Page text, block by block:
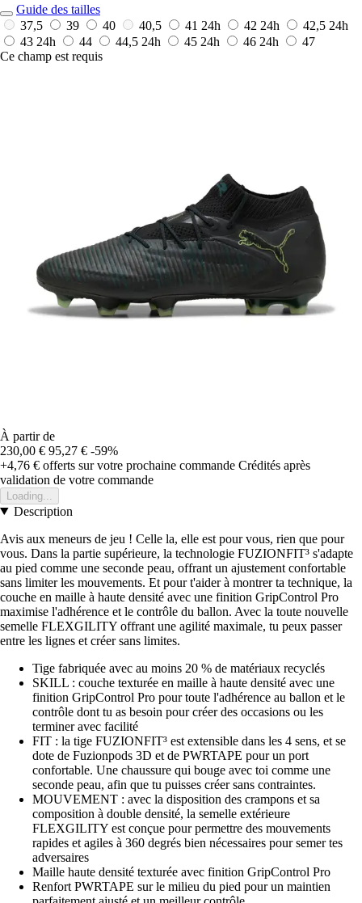
Guide des tailles
37,5
39 40 40,5 41 24h 42 24h 42,5 24h
43 24h 44 44,5 24h 45 24h 46 24h
47
Ce champ est requis
À partir de
230,00 € 95,27 € -59%
+4,76 € offerts sur votre prochaine commande Crédités après
validation de votre commande
Loading...
Description
Avis aux meneurs de jeu ! Celle la, elle est pour vous, rien que pour
vous. Dans la partie supérieure, la technologie FUZIONFIT³ s'adapte
au pied comme une seconde peau, offrant un ajustement confortable
sans limiter les mouvements. Et pour t'aider à montrer ta technique, la
couche en maille à haute densité avec une finition GripControl Pro
maximise l'adhérence et le contrôle du ballon. Avec la toute nouvelle
semelle FLEXGILITY offrant une agilité maximale, tu peux passer
entre les lignes et créer sans limites.
Tige fabriquée avec au moins 20 % de matériaux recyclés
SKILL : couche texturée en maille à haute densité avec une
finition GripControl Pro pour toute l'adhérence au ballon et le
contrôle dont tu as besoin pour créer des occasions ou les
terminer avec facilité
FIT : la tige FUZIONFIT³ est extensible dans les 4 sens, et se
dote de Fuzionpods 3D et de PWRTAPE pour un port
confortable. Une chaussure qui bouge avec toi comme une
seconde peau, afin que tu puisses créer sans contraintes.
MOUVEMENT : avec la disposition des crampons et sa
composition à double densité, la semelle extérieure
FLEXGILITY est conçue pour permettre des mouvements
rapides et agiles à 360 degrés bien nécessaires pour semer tes
adversaires
Maille haute densité texturée avec finition GripControl Pro
Renfort PWRTAPE sur le milieu du pied pour un maintien